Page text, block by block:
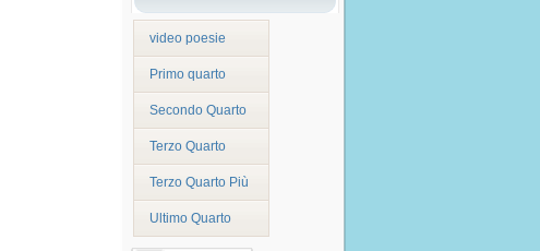
video poesie
Primo quarto
Secondo Quarto
Terzo Quarto
Terzo Quarto Più
Ultimo Quarto